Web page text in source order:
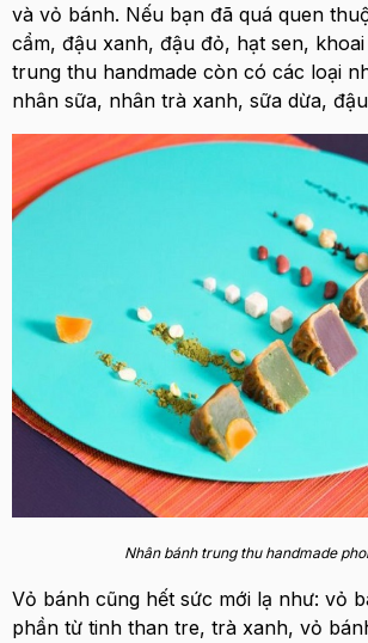
và vỏ bánh. Nếu bạn đã quá quen
cẩm, đậu xanh, đậu đỏ, hạt sen,
trung thu handmade còn có các loại
nhân sữa, nhân trà xanh, sữa dừa,
Nhân bánh trung thu handmade
Vỏ bánh cũng hết sức mới lạ như: vỏ
phần từ tinh than tre, trà xanh, vỏ